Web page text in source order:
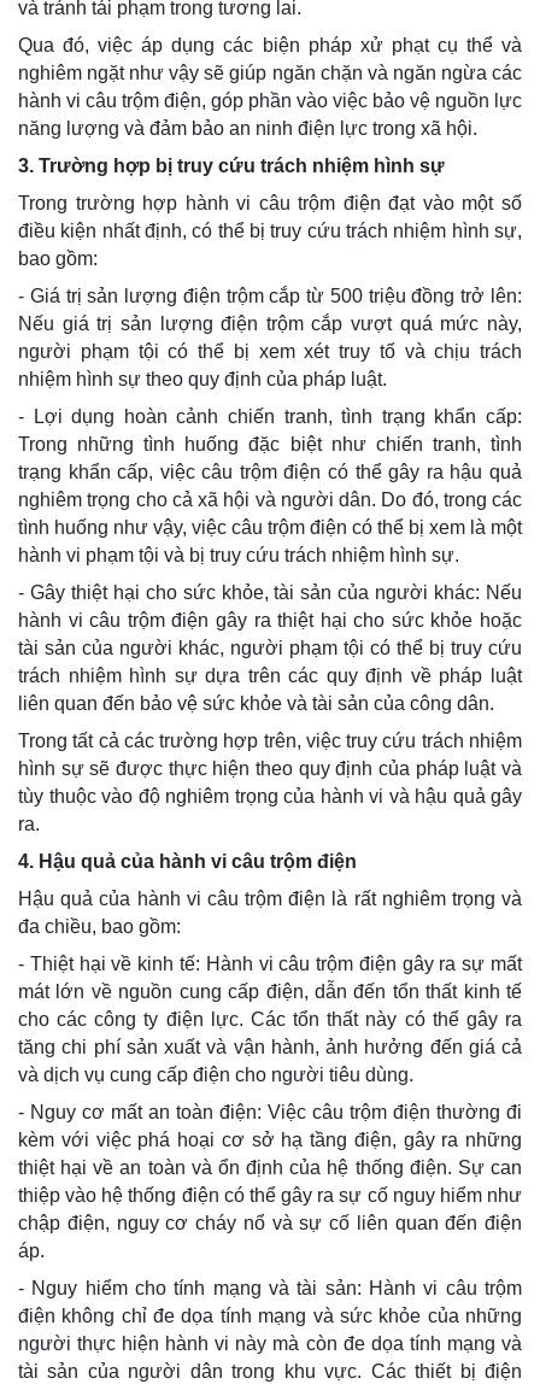
và tránh tái phạm trong tương lai.
Qua đó, việc áp dụng các biện pháp xử phạt cụ thể và
nghiêm ngặt như vậy sẽ giúp ngăn chặn và ngăn ngừa các
hành vi câu trộm điện, góp phần vào việc bảo vệ nguồn lực
năng lượng và đảm bảo an ninh điện lực trong xã hội.
3. Trường hợp bị truy cứu trách nhiệm hình sự
Trong trường hợp hành vi câu trộm điện đạt vào một số
điều kiện nhất định, có thể bị truy cứu trách nhiệm hình sự,
bao gồm:
- Giá trị sản lượng điện trộm cắp từ 500 triệu đồng trở lên:
Nếu giá trị sản lượng điện trộm cắp vượt quá mức này,
người phạm tội có thể bị xem xét truy tố và chịu trách
nhiệm hình sự theo quy định của pháp luật.
- Lợi dụng hoàn cảnh chiến tranh, tình trạng khẩn cấp:
Trong những tình huống đặc biệt như chiến tranh, tình
trạng khẩn cấp, việc câu trộm điện có thể gây ra hậu quả
nghiêm trọng cho cả xã hội và người dân. Do đó, trong các
tình huống như vậy, việc câu trộm điện có thể bị xem là một
hành vi phạm tội và bị truy cứu trách nhiệm hình sự.
- Gây thiệt hại cho sức khỏe, tài sản của người khác: Nếu
hành vi câu trộm điện gây ra thiệt hại cho sức khỏe hoặc
tài sản của người khác, người phạm tội có thể bị truy cứu
trách nhiệm hình sự dựa trên các quy định về pháp luật
liên quan đến bảo vệ sức khỏe và tài sản của công dân.
Trong tất cả các trường hợp trên, việc truy cứu trách nhiệm
hình sự sẽ được thực hiện theo quy định của pháp luật và
tùy thuộc vào độ nghiêm trọng của hành vi và hậu quả gây
ra.
4. Hậu quả của hành vi câu trộm điện
Hậu quả của hành vi câu trộm điện là rất nghiêm trọng và
đa chiều, bao gồm:
- Thiệt hại về kinh tế: Hành vi câu trộm điện gây ra sự mất
mát lớn về nguồn cung cấp điện, dẫn đến tổn thất kinh tế
cho các công ty điện lực. Các tổn thất này có thể gây ra
tăng chi phí sản xuất và vận hành, ảnh hưởng đến giá cả
và dịch vụ cung cấp điện cho người tiêu dùng.
- Nguy cơ mất an toàn điện: Việc câu trộm điện thường đi
kèm với việc phá hoại cơ sở hạ tầng điện, gây ra những
thiệt hại về an toàn và ổn định của hệ thống điện. Sự can
thiệp vào hệ thống điện có thể gây ra sự cố nguy hiểm như
chập điện, nguy cơ cháy nổ và sự cố liên quan đến điện
áp.
- Nguy hiểm cho tính mạng và tài sản: Hành vi câu trộm
điện không chỉ đe dọa tính mạng và sức khỏe của những
người thực hiện hành vi này mà còn đe dọa tính mạng và
tài sản của người dân trong khu vực. Các thiết bị điện